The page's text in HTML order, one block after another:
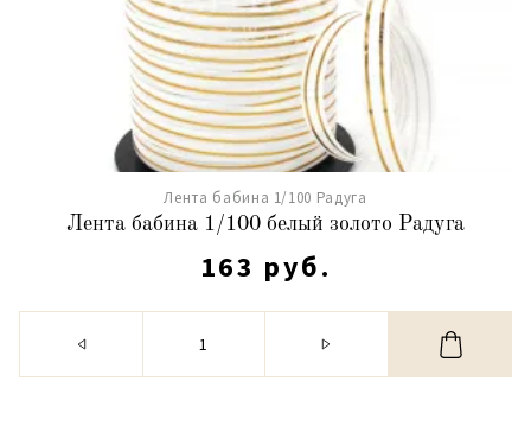
Лента бабина 1/100 Радуга
Лента бабина 1/100 белый золото Радуга
163 руб.